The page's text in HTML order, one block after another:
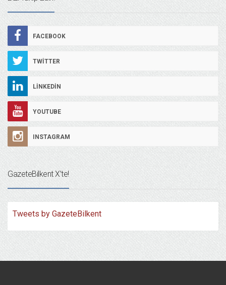
FACEBOOK
TWITTER
LINKEDIN
YOUTUBE
INSTAGRAM
GazeteBilkent X’te!
Tweets by GazeteBilkent